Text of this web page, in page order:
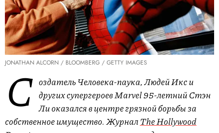
JONATHAN ALCORN / BLOOMBERG / GETTY IMAGES
С оздатель Человека-паука, Людей Икс и
других супергероев Marvel 95-летний Стэн
Ли оказался в центре грязной борьбы за
собственное имущество. ЖурналThe Hollywood